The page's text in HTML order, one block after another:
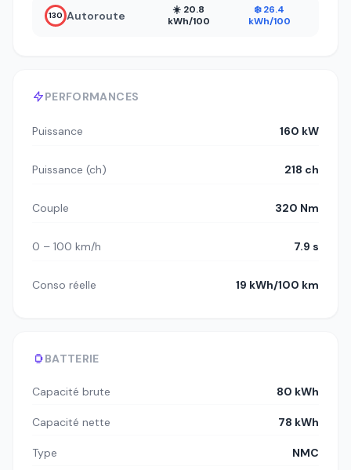
PERFORMANCES
Puissance 160 kW
Puissance (ch) 218 ch
Couple 320 Nm
0 – 100 km/h 7.9 s
Conso réelle 19 kWh/100 km
BATTERIE
Capacité brute 80 kWh
Capacité nette 78 kWh
Type NMC
130 Autoroute
☀️ 20.8
kWh/100
❄️ 26.4
kWh/100